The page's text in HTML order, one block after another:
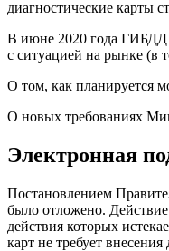
диагностические карты
В июне 2020 года ГИБДД
с ситуацией на рынке (в
О том, как планируется
О новых требованиях
Электронная
Постановлением
было отложено. Действие
действия которых
карт не требует